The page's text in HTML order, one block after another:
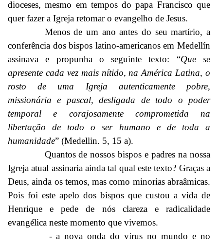
dioceses, mesmo em tempos do papa Francisco que
quer fazer a Igreja retomar o evangelho de Jesus.
Menos de um ano antes do seu martírio, a
conferência dos bispos latino-americanos em Medellín
assinava e propunha o seguinte texto: “Que se
apresente cada vez mais nítido, na América Latina, o
rosto de uma Igreja autenticamente pobre,
missionária e pascal, desligada de todo o poder
temporal e corajosamente comprometida na
libertação de todo o ser humano e de toda a
humanidade” (Medellin. 5, 15 a).
Quantos de nossos bispos e padres na nossa
Igreja atual assinaria ainda tal qual este texto? Graças a
Deus, ainda os temos, mas como minorias abraâmicas.
Pois foi este apelo dos bispos que custou a vida de
Henrique e pede de nós clareza e radicalidade
evangélica neste momento que vivemos.
- a nova onda do vírus no mundo e no